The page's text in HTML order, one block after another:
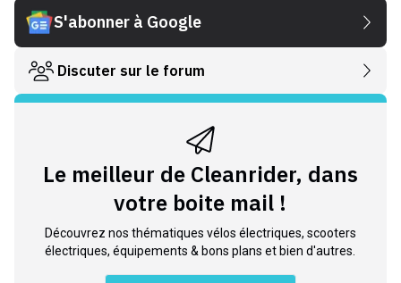
S'abonner à Google
Discuter sur le forum
Le meilleur de Cleanrider, dans
votre boite mail !
Découvrez nos thématiques vélos électriques, scooters
électriques, équipements & bons plans et bien d'autres.